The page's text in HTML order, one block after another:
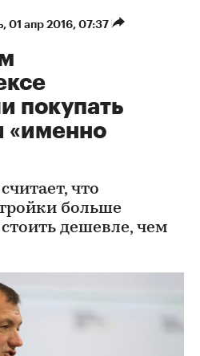
⁠, 01 апр 2016, 07:37
покупать
«именно
что
больше
дешевле, чем